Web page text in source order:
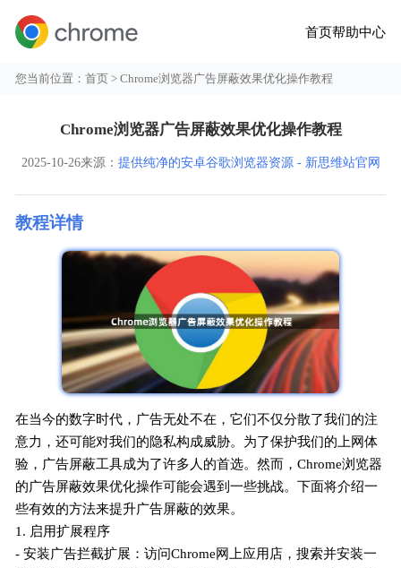
首页帮助中心
您当前位置：首页 > Chrome浏览器广告屏蔽效果优化操作教程
Chrome浏览器广告屏蔽效果优化操作教程
2025-10-26来源： 提供纯净的安卓谷歌浏览器资源 - 新思维站官网
教程详情
在当今的数字时代，广告无处不在，它们不仅分散了我们的注
意力，还可能对我们的隐私构成威胁。为了保护我们的上网体
验，广告屏蔽工具成为了许多人的首选。然而，Chrome浏览器
的广告屏蔽效果优化操作可能会遇到一些挑战。下面将介绍一
些有效的方法来提升广告屏蔽的效果。
1. 启用扩展程序
- 安装广告拦截扩展：访问Chrome网上应用店，搜索并安装一